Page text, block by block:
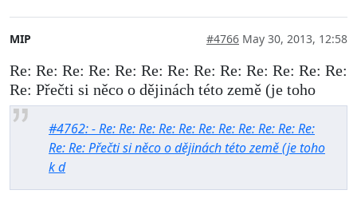
MIP #4766 May 30, 2013, 12:58
Re: Re: Re: Re: Re: Re: Re: Re: Re: Re: Re: Re: Re:
Re: Přečti si něco o dějinách této země (je toho
#4762: - Re: Re: Re: Re: Re: Re: Re: Re: Re: Re: Re:
Re: Re: Přečti si něco o dějinách této země (je toho
k d